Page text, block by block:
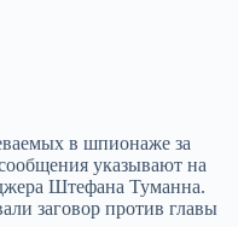
в шпионаже за
указывают на
Штефана Туманна.
заговор против главы